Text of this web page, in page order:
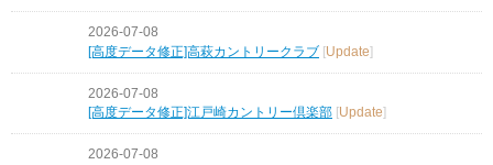
2026-07-08
[高度データ修正]高萩カントリークラブ [Update]
2026-07-08
[高度データ修正]江戸崎カントリー倶楽部 Update
2026-07-08